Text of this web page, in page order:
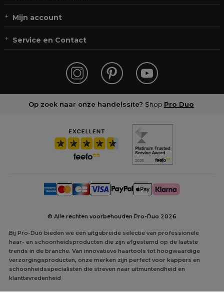
Mijn account
Service en Contact
Op zoek naar onze handelssite? Shop Pro Duo
© Alle rechten voorbehouden Pro-Duo 2026
Bij Pro-Duo bieden we een uitgebreide selectie van professionele
haar- en schoonheidsproducten die zijn afgestemd op de laatste
trends in de branche. Van innovatieve haartools tot hoogwaardige
verzorgingsproducten, onze merken zijn perfect voor kappers en
schoonheidsspecialisten die streven naar uitmuntendheid en
klanttevredenheid